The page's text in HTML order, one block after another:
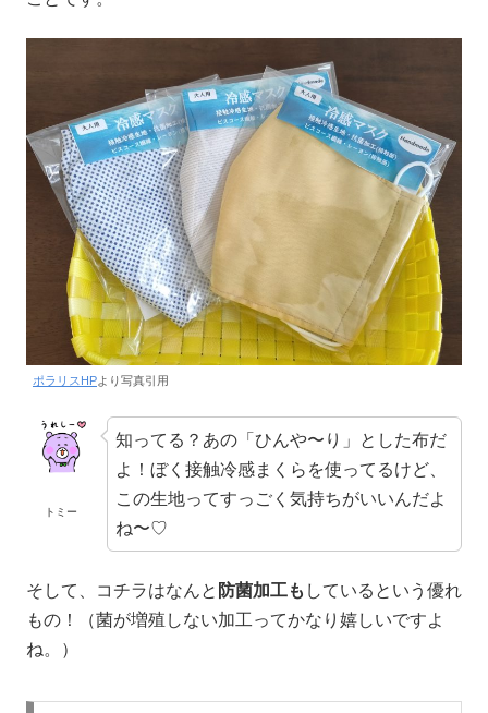
ポラリスHPより写真引用
トミー
知ってる？あの「ひんや〜り」とした布だ
よ！ぼく接触冷感まくらを使ってるけど、
この生地ってすっごく気持ちがいいんだよ
ね〜♡
そして、コチラはなんと 防菌加工も しているという優れ
もの！（菌が増殖しない加工ってかなり嬉しいですよ
ね。）